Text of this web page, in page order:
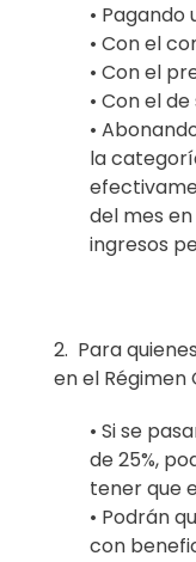
• Pagando
• Con el
• Con el
• Con el de
•
la
del mes
ingresos
2. Para
en el Régimen
• Si se
de 25%,
tener que
• Podrán
con